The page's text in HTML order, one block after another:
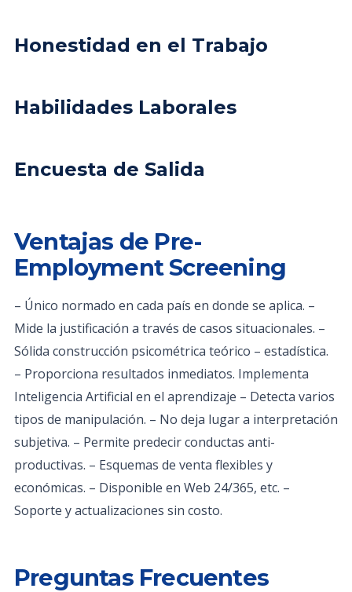
Honestidad en el Trabajo
Habilidades Laborales
Encuesta de Salida
Ventajas de Pre-
Employment Screening
– Único normado en cada país en donde se aplica. –
Mide la justificación a través de casos situacionales. –
Sólida construcción psicométrica teórico – estadística.
– Proporciona resultados inmediatos. Implementa
Inteligencia Artificial en el aprendizaje – Detecta varios
tipos de manipulación. – No deja lugar a interpretación
subjetiva. – Permite predecir conductas anti-
productivas. – Esquemas de venta flexibles y
económicas. – Disponible en Web 24/365, etc. –
Soporte y actualizaciones sin costo.
Preguntas Frecuentes